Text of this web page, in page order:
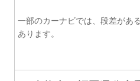
一部のカーナビでは、段差があ
あります。